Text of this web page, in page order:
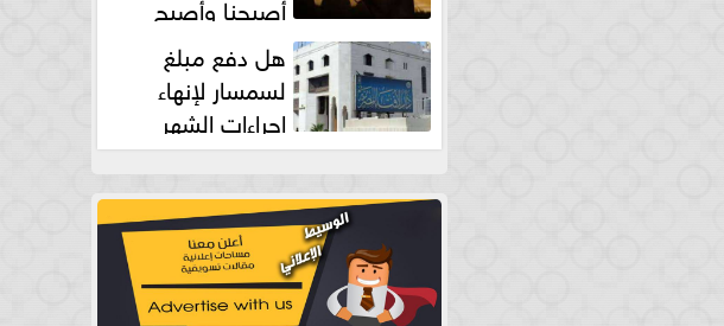
الملك لله والحمد للههل دفع مبلغ
لسمسار لإنهاء
إجراءات الشهر
العقارى حلال؟.. أمين الفتوى يجيب